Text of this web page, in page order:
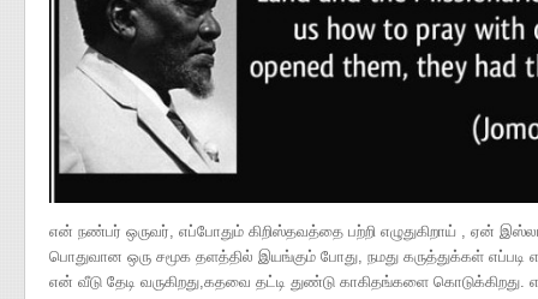
என் நண்பர் ஒருவர், எப்போதும் கிறிஸ்தவத்தை பற்றி எழுதுகிறாய் , ஏன்
பொதுவான ஒரு சமூக தளத்தில் இயங்கும் போது, நமது கருத்துக்கள்
என் வீடு தேடி வருகிறது,கதவை தட்டி துண்டு காகிதங்களை கொடுக்கிறது.